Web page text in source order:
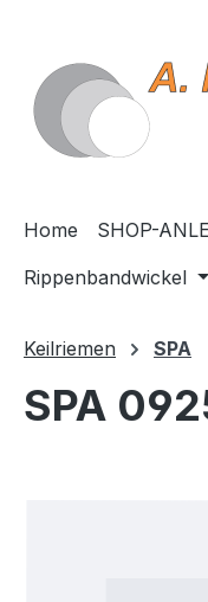
Home SHOP-
Rippenbandwickel
Keilriemen SPA
SPA